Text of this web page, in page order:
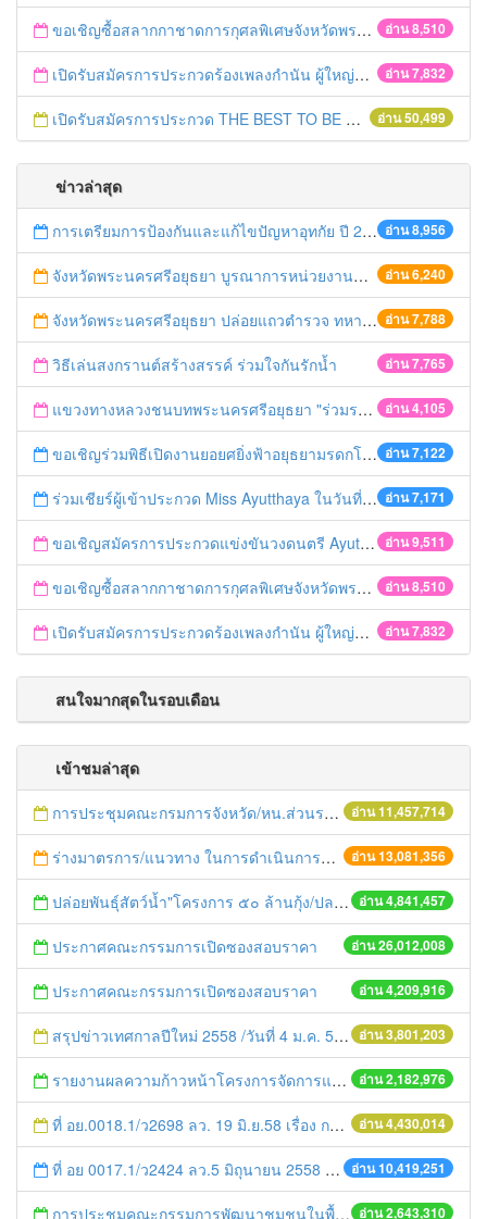
อ่าน 8,510
ขอเชิญซื้อสลากกาชาดการกุศลพิเศษจังหวัดพระนครศรีอยุธยา 2560
อ่าน 7,832
เปิดรับสมัครการประกวดร้องเพลงกำนัน ผู้ใหญ่บ้าน ฯลฯ
อ่าน 50,499
เปิดรับสมัครการประกวด THE BEST TO BE NUMBER ONE
ข่าวล่าสุด
อ่าน 8,956
การเตรียมการป้องกันและแก้ไขปัญหาอุทกัย ปี 2561
อ่าน 6,240
จังหวัดพระนครศรีอยุธยา บูรณาการหน่วยงานที่เกี่ยวข้อง ลงพื้นที่จัดระเบียบและดำเนินมาตรการตามบทลงโทษสูงสุดกับผู้ประกอบการร้านค้าที่ยังฝ่าฝืนตั้งร้านค้ารุกล้ำเขตพื้นที่ทางหลวง เตรียมความปลอดภัยก่อนเทศกาลสงกรานต์
อ่าน 7,788
จังหวัดพระนครศรีอยุธยา ปล่อยแถวตำรวจ ทหาร ฝ่ายปกครอง กว่า 100 นาย ตรวจเข้มท่ารถสาธารณะ สถานีขนส่งรถโดยสาร วินรถตู้ และสถานีรถไฟ เตรียมรับมือเทศกาลสงกรานต์
อ่าน 7,765
วิธีเล่นสงกรานต์สร้างสรรค์ ร่วมใจกันรักน้ำ
อ่าน 4,105
แขวงทางหลวงชนบทพระนครศรีอยุธยา "ร่วมรณรงค์ ขับช้า เปิดไฟหน้า คาดเข็มขัด" เทศกาลสงกรานต์ ปี 2561
อ่าน 7,122
ขอเชิญร่วมพิธีเปิดงานยอยศยิ่งฟ้าอยุธยามรดกโลก
อ่าน 7,171
ร่วมเชียร์ผู้เข้าประกวด Miss Ayutthaya ในวันที่ 15 ธันวาคม 2560
อ่าน 9,511
ขอเชิญสมัครการประกวดแข่งขันวงดนตรี Ayutthaya battle of the bands
อ่าน 8,510
ขอเชิญซื้อสลากกาชาดการกุศลพิเศษจังหวัดพระนครศรีอยุธยา 2560
อ่าน 7,832
เปิดรับสมัครการประกวดร้องเพลงกำนัน ผู้ใหญ่บ้าน ฯลฯ
สนใจมากสุดในรอบเดือน
เข้าชมล่าสุด
อ่าน 11,457,714
การประชุมคณะกรมการจังหวัด/หน.ส่วนราชการประจำเดือน มิถุนายน 2558
อ่าน 13,081,356
ร่างมาตรการ/แนวทาง ในการดำเนินการประกอบการตรวจราชการแบบบูรณาการ
อ่าน 4,841,457
ปล่อยพันธุ์สัตว์น้ำ"โครงการ ๕๐ ล้านกุ้ง/ปลา ฟื้นชีวิตใหม่ให้เจ้าพระยา
อ่าน 26,012,008
ประกาศคณะกรรมการเปิดซองสอบราคา
อ่าน 4,209,916
ประกาศคณะกรรมการเปิดซองสอบราคา
อ่าน 3,801,203
สรุปข่าวเทศกาลปีใหม่ 2558 /วันที่ 4 ม.ค. 58
อ่าน 2,182,976
รายงานผลความก้าวหน้าโครงการจัดการแก้ไขปัญหาขยะ สัปดาห์ที่ 9/2558
อ่าน 4,430,014
ที่ อย.0018.1/ว2698 ลว. 19 มิ.ย.58 เรื่อง การแก้ไขปัญหาหนี้สินให้แก่เกษตรกร
อ่าน 10,419,251
ที่ อย 0017.1/ว2424 ลว.5 มิถุนายน 2558 เรื่อง แจ้งกำหนดตรวจประเมินและให้คะแนนหน่วยงานที่สมัครเข้าร่วมโครงการพัฒนาหน่วยงานต้นแบบในการจัดตั้งศูนย์ข้อมูลข่าวสารของราชการฯ ประจำปีงบประมาณ พ.ศ. 2558
อ่าน 2,643,310
การประชุมคณะกรรมการพัฒนาชุมชนในพื้นที่รอบโรงไฟฟ้า (คพรฟ.) ครั้งที่ 2/2558 กองทุนพัฒนาไฟฟ้าบริษัท โรจนะเพาเวอร์ จำกัด